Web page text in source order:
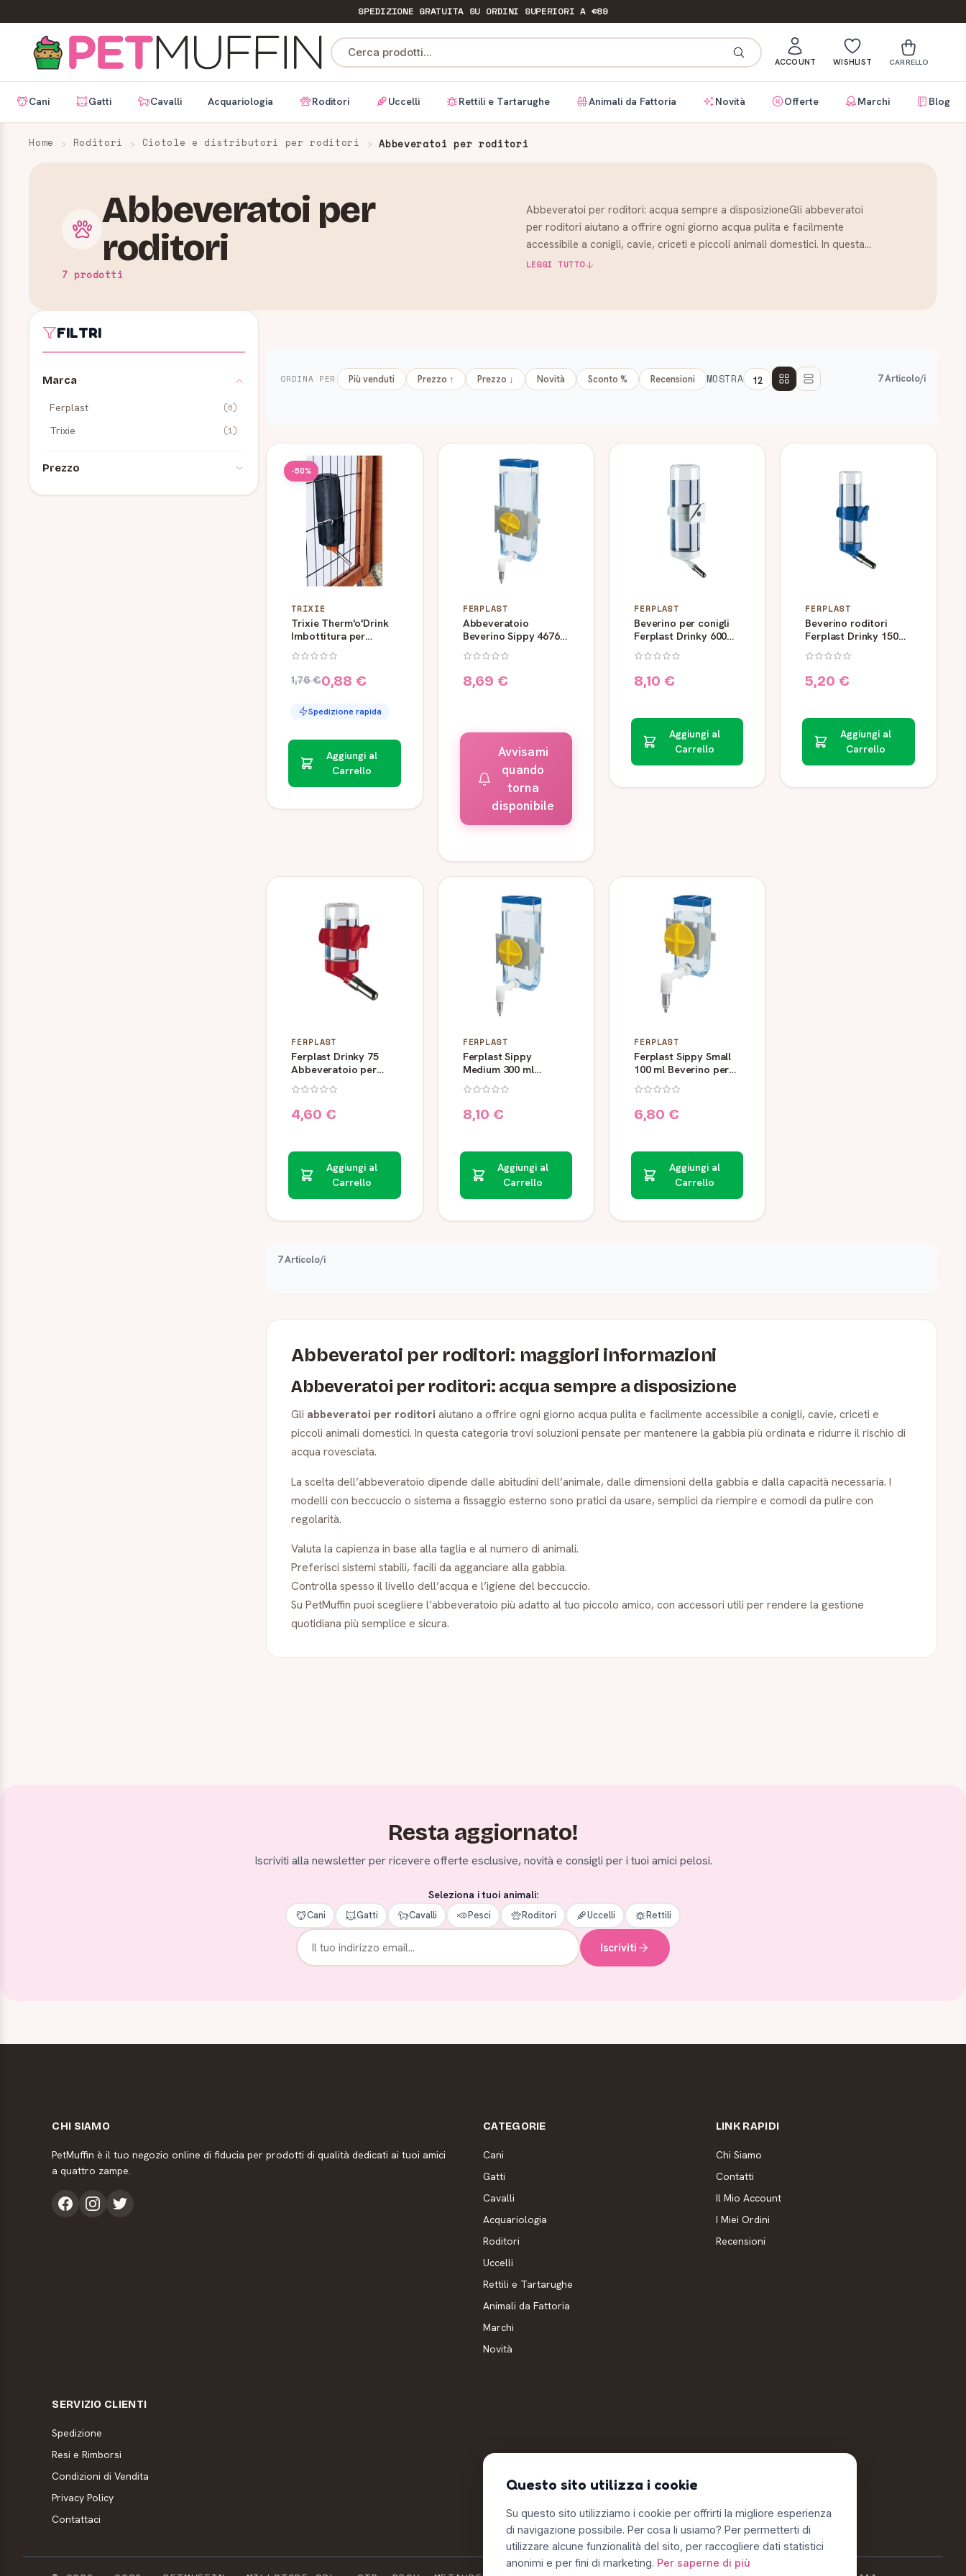
SPEDIZIONE GRATUITASU ORDINI SUPERIORI A €89
Cerca prodotti...
ACCOUNT WISHLIST CARRELLO
Cani Gatti Cavalli Acquariologia Roditori Uccelli Rettili e Tartarughe Animali da Fattoria Novità Offerte Marchi Blog
Home Roditori Ciotole e distributori per roditori Abbeveratoi per roditori
Abbeveratoi per
roditori
7 prodotti
Abbeveratoi per roditori: acqua sempre a disposizioneGli abbeveratoi
per roditori aiutano a offrire ogni giorno acqua pulita e facilmente
accessibile a conigli, cavie, criceti e piccoli animali domestici. In questa
cate…
LEGGI TUTTO
FILTRI
Marca
Ferplast (6)
Trixie (1)
Prezzo
ORDINA PER Più venduti Prezzo ↑ Prezzo ↓ Novità Sconto % Recensioni MOSTRA 7 Articolo/i
Prodotti
-50%
TRIXIE
Trixie Therm'o'Drink
Imbottitura per
Abbeveratoio 250 ml
1,76 €0,88 €
Spedizione rapida
Aggiungi al
Carrello
FERPLAST
Abbeveratoio
Beverino Sippy 4676
Large - 600 ml -
Ferplast
8,69 €
Avvisami
quando
torna
disponibile
FERPLAST
Beverino per conigli
Ferplast Drinky 600
ml per porcellini
d'India
8,10 €
Aggiungi al
Carrello
FERPLAST
Beverino roditori
Ferplast Drinky 150
cc
5,20 €
Aggiungi al
Carrello
FERPLAST
Ferplast Drinky 75
Abbeveratoio per
Roditori
4,60 €
Aggiungi al
Carrello
FERPLAST
Ferplast Sippy
Medium 300 ml
Abbeveratoio per
Roditori
8,10 €
Aggiungi al
Carrello
FERPLAST
Ferplast Sippy Small
100 ml Beverino per
Roditori
6,80 €
Aggiungi al
Carrello
7 Articolo/i
Abbeveratoi per roditori: maggiori informazioni
Abbeveratoi per roditori: acqua sempre a disposizione
Gli abbeveratoi per roditori aiutano a offrire ogni giorno acqua pulita e facilmente accessibile a conigli, cavie, criceti e
piccoli animali domestici. In questa categoria trovi soluzioni pensate per mantenere la gabbia più ordinata e ridurre il rischio di
acqua rovesciata.
La scelta dell’abbeveratoio dipende dalle abitudini dell’animale, dalle dimensioni della gabbia e dalla capacità necessaria. I
modelli con beccuccio o sistema a fissaggio esterno sono pratici da usare, semplici da riempire e comodi da pulire con
regolarità.
Valuta la capienza in base alla taglia e al numero di animali.
Preferisci sistemi stabili, facili da agganciare alla gabbia.
Controlla spesso il livello dell’acqua e l’igiene del beccuccio.
Su PetMuffin puoi scegliere l’abbeveratoio più adatto al tuo piccolo amico, con accessori utili per rendere la gestione
quotidiana più semplice e sicura.
Resta aggiornato!
Iscriviti alla newsletter per ricevere offerte esclusive, novità e consigli per i tuoi amici pelosi.
Seleziona i tuoi animali:
Cani Gatti Cavalli Pesci Roditori Uccelli Rettili
Iscriviti
CHI SIAMO
PetMuffin è il tuo negozio online di fiducia per prodotti di qualità dedicati ai tuoi amici
a quattro zampe.
CATEGORIE
Cani
Gatti
Cavalli
Acquariologia
Roditori
Uccelli
Rettili e Tartarughe
Animali da Fattoria
Marchi
Novità
LINK RAPIDI
Chi Siamo
Contatti
Il Mio Account
I Miei Ordini
Recensioni
SERVIZIO CLIENTI
Spedizione
Resi e Rimborsi
Condizioni di Vendita
Privacy Policy
Contattaci
Questo sito utilizza i cookie
Su questo sito utilizziamo i cookie per offrirti la migliore esperienza
di navigazione possibile. Per cosa li usiamo? Per permetterti di
utilizzare alcune funzionalità del sito, per raccogliere dati statistici
anonimi e per fini di marketing. Per saperne di più